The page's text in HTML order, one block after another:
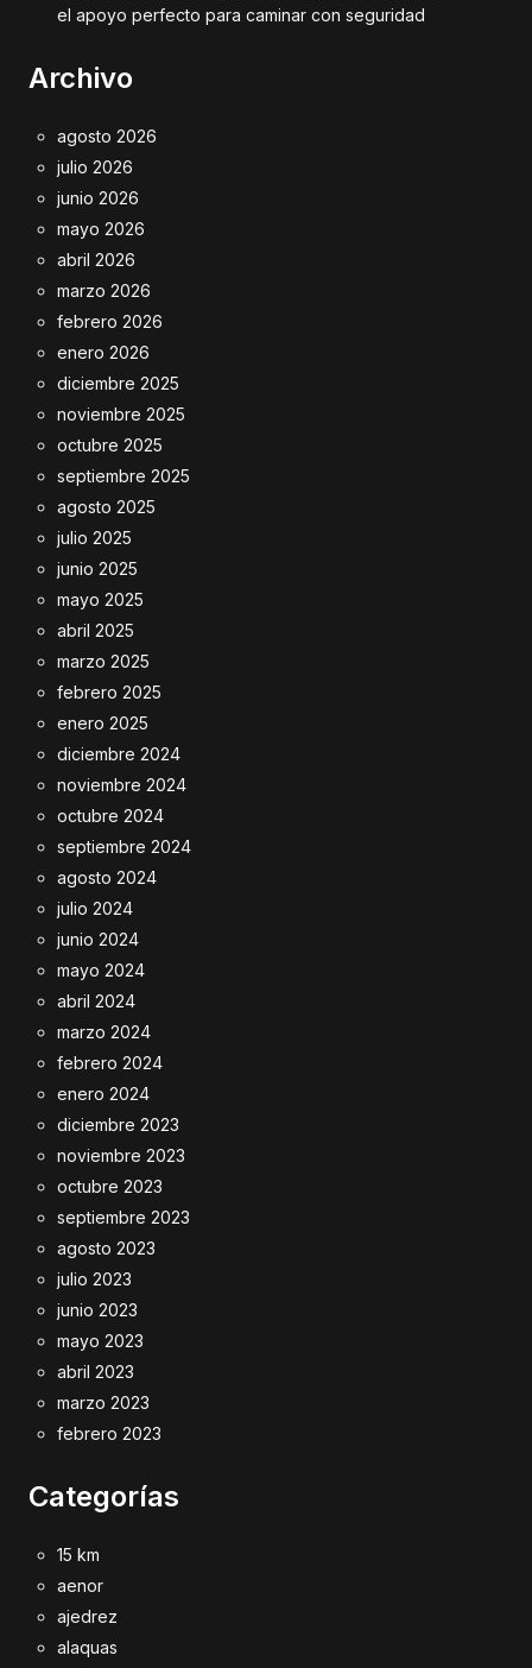
el apoyo perfecto para caminar con seguridad
Archivo
agosto 2026
julio 2026
junio 2026
mayo 2026
abril 2026
marzo 2026
febrero 2026
enero 2026
diciembre 2025
noviembre 2025
octubre 2025
septiembre 2025
agosto 2025
julio 2025
junio 2025
mayo 2025
abril 2025
marzo 2025
febrero 2025
enero 2025
diciembre 2024
noviembre 2024
octubre 2024
septiembre 2024
agosto 2024
julio 2024
junio 2024
mayo 2024
abril 2024
marzo 2024
febrero 2024
enero 2024
diciembre 2023
noviembre 2023
octubre 2023
septiembre 2023
agosto 2023
julio 2023
junio 2023
mayo 2023
abril 2023
marzo 2023
febrero 2023
Categorías
15 km
aenor
ajedrez
alaquas